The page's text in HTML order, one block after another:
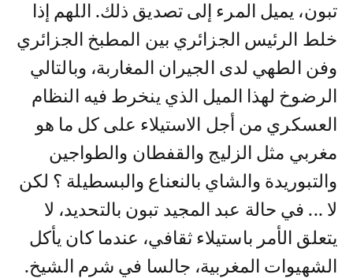
تبون، يميل المرء إلى تصديق ذلك. اللهم إذا
خلط الرئيس الجزائري بين المطبخ الجزائري
وفن الطهي لدى الجيران المغاربة، وبالتالي
الرضوخ لهذا الميل الذي ينخرط فيه النظام
العسكري من أجل الاستيلاء على كل ما هو
مغربي مثل الزليج والقفطان والطواجين
والتبوريدة والشاي بالنعناع والبسطيلة ؟ لكن
لا ... في حالة عبد المجيد تبون بالتحديد، لا
يتعلق الأمر باستيلاء ثقافي، عندما كان يأكل
الشهيوات المغربية، جالسا في شرم الشيخ.